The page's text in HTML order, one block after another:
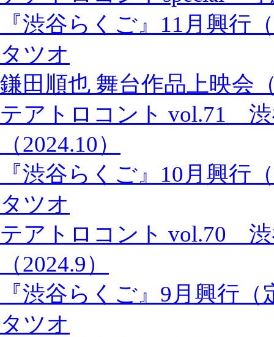
『渋谷らくご』11月興行
タツオ
鎌田順也 舞台作品上映会
テアトロコント vol.71
（2024.10）
『渋谷らくご』10月興行
タツオ
テアトロコント vol.70
（2024.9）
『渋谷らくご』9月興行
タツオ